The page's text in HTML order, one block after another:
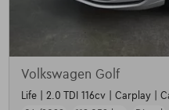
Volkswagen Golf
Life | 2.0 TDI 116cv | Carplay |